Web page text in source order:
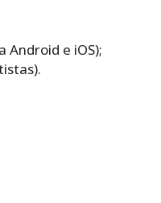
Android e iOS);